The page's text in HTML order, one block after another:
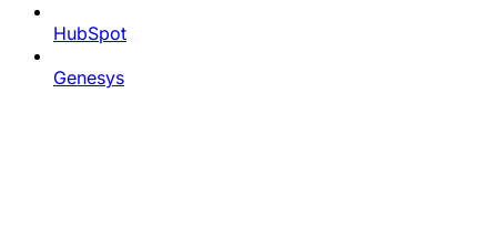
HubSpot
Genesys